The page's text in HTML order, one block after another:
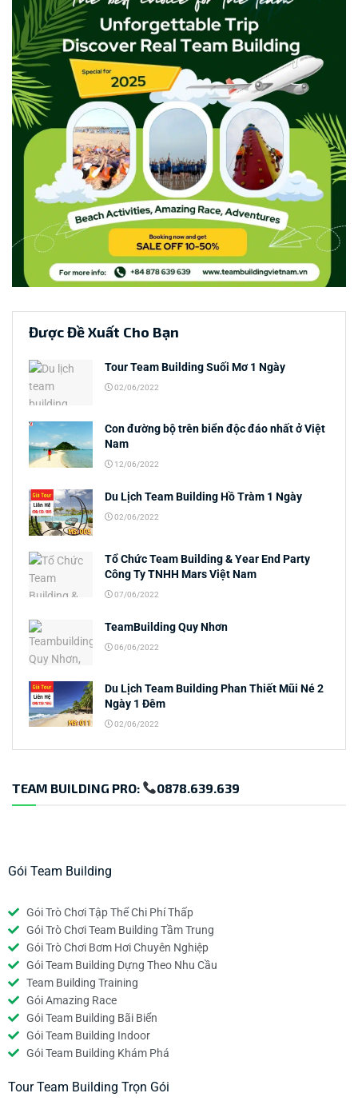
Được Đề Xuất Cho Bạn
Tour Team Building Suối Mơ 1 Ngày
02/06/2022
Con đường bộ trên biển độc đáo nhất ở Việt
Nam
12/06/2022
Du Lịch Team Building Hồ Tràm 1 Ngày
02/06/2022
Tổ Chức Team Building & Year End Party
Công Ty TNHH Mars Việt Nam
07/06/2022
TeamBuilding Quy Nhơn
06/06/2022
Du Lịch Team Building Phan Thiết Mũi Né 2
Ngày 1 Đêm
02/06/2022
TEAM BUILDING PRO: 0878.639.639
Gói Team Building
Gói Trò Chơi Tập Thể Chi Phí Thấp
Gói Trò Chơi Team Building Tầm Trung
Gói Trò Chơi Bơm Hơi Chuyên Nghiệp
Gói Team Building Dựng Theo Nhu Cầu
Team Building Training
Gói Amazing Race
Gói Team Building Bãi Biển
Gói Team Building Indoor
Gói Team Building Khám Phá
Tour Team Building Trọn Gói